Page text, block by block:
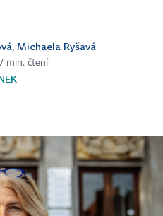
, Michaela Ryšavá
min. čtení